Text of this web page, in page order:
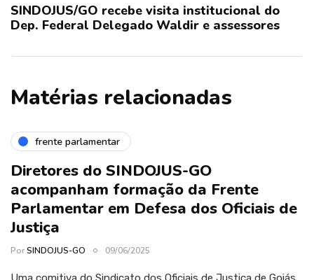
SINDOJUS/GO recebe visita institucional do
Dep. Federal Delegado Waldir e assessores
Matérias relacionadas
frente parlamentar
Diretores do SINDOJUS-GO
acompanham formação da Frente
Parlamentar em Defesa dos Oficiais de
Justiça
PorSINDOJUS-GO 09/06/2025